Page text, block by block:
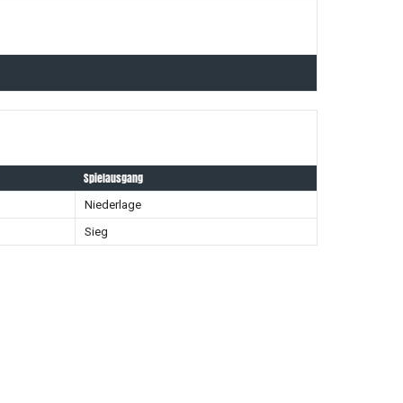
Spielausgang
Niederlage
Sieg